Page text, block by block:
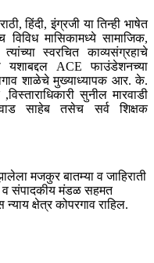
हिंदी, इंग्रजी या तिन्ही भाषेत
मासिकामध्ये सामाजिक,
स्वरचित काव्यसंग्रहाचे
ACE फाउंडेशनच्या
शाळेचे मुख्याध्यापक आर. के.
सुनील मारवाडी
साहेब तसेच सर्व शिक्षक
मजकुर बातम्या व जाहिराती
व संपादकीय मंडळ सहमत
क्षेत्र कोपरगाव राहिल.